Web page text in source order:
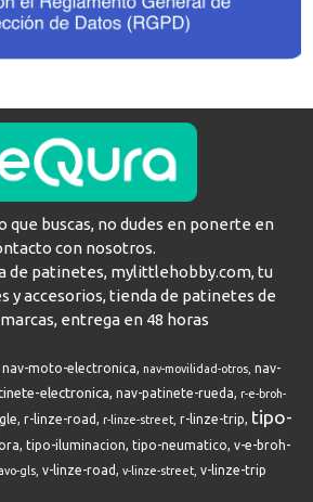
que buscas, no dudes en ponerte en
con nosotros.
de patinetes, mylittlehobby.com, tu
y accesorios, tienda de patinetes de
entrega en 48 horas
nav-moto-electronica nav-movilidad-otros nav-
electronica nav-patinete-rueda
r-e-broh-
r-linze-road r-linze-street r-linze-trip
tipo-
tipo-iluminacion tipo-neumatico v-e-broh-
gls v-linze-road v-linze-street v-linze-trip